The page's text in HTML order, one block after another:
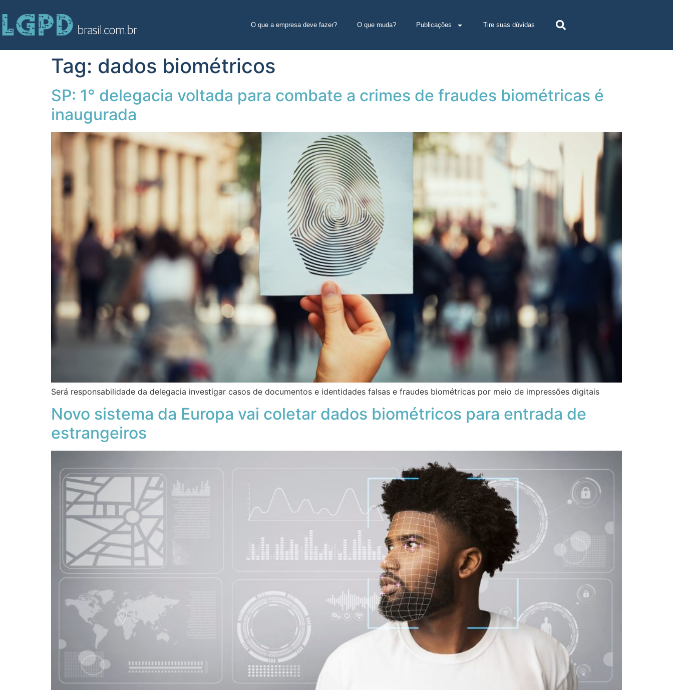
O que a empresa deve fazer? O que muda? Publicações Tire suas dúvidas
Tag: dados biométricos
SP: 1° delegacia voltada para combate a crimes de fraudes biométricas é
inaugurada
Será responsabilidade da delegacia investigar casos de documentos e identidades falsas e fraudes biométricas por meio de impressões digitais
Novo sistema da Europa vai coletar dados biométricos para entrada de
estrangeiros